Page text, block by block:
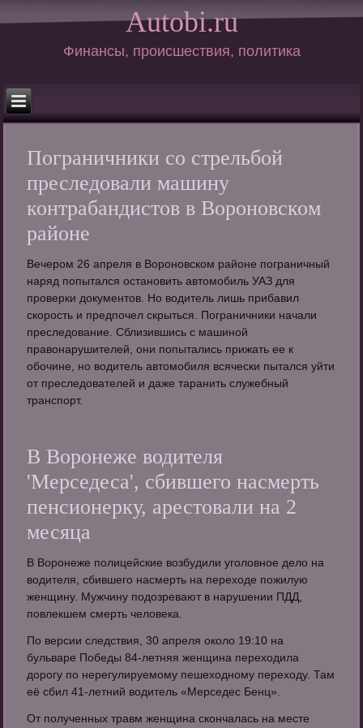
Autobi.ru
Финансы, происшествия, политика
Пограничники со стрельбой
преследовали машину
контрабандистов в Вороновском
районе
Вечером 26 апреля в Вороновском районе пограничный
наряд попытался остановить автомобиль УАЗ для
проверки документов. Но водитель лишь прибавил
скорость и предпочел скрыться. Пограничники начали
преследование. Сблизившись с машиной
правонарушителей, они попытались прижать ее к
обочине, но водитель автомобиля всячески пытался уйти
от преследователей и даже таранить служебный
транспорт.
В Воронеже водителя
'Мерседеса', сбившего насмерть
пенсионерку, арестовали на 2
месяца
В Воронеже полицейские возбудили уголовное дело на
водителя, сбившего насмерть на переходе пожилую
женщину. Мужчину подозревают в нарушении ПДД,
повлекшем смерть человека.
По версии следствия, 30 апреля около 19:10 на
бульваре Победы 84-летняя женщина переходила
дорогу по нерегулируемому пешеходному переходу. Там
её сбил 41-летний водитель «Мерседес Бенц».
От полученных травм женщина скончалась на месте